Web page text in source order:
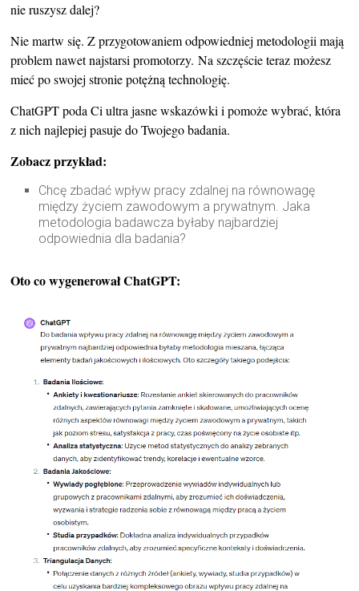
nie ruszysz dalej?
Nie martw się. Z przygotowaniem odpowiedniej metodologii mają
problem nawet najstarsi promotorzy. Na szczęście teraz możesz
mieć po swojej stronie potężną technologię.
ChatGPT poda Ci ultra jasne wskazówki i pomoże wybrać, która
z nich najlepiej pasuje do Twojego badania.
Zobacz przykład:
Chcę zbadać wpływ pracy zdalnej na równowagę
między życiem zawodowym a prywatnym. Jaka
metodologia badawcza byłaby najbardziej
odpowiednia dla badania?
Oto co wygenerował ChatGPT: